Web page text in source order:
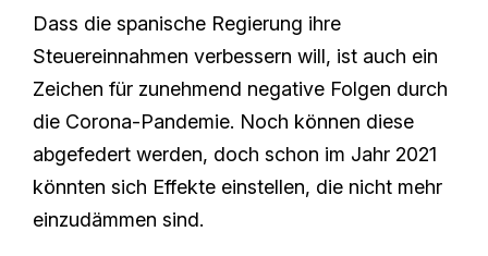
Dass die spanische Regierung ihre
Steuereinnahmen verbessern will, ist auch ein
Zeichen für zunehmend negative Folgen durch
die Corona-Pandemie. Noch können diese
abgefedert werden, doch schon im Jahr 2021
könnten sich Effekte einstellen, die nicht mehr
einzudämmen sind.